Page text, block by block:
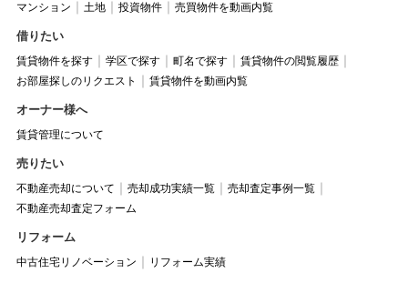
マンション
土地 投資物件 売買物件を動画内覧
借りたい
賃貸物件を探す 学区で探す 町名で探す
賃貸物件の閲覧履歴
お部屋探しのリクエスト
賃貸物件を動画内覧
オーナー様へ
賃貸管理について
売りたい
不動産売却について 売却成功実績一覧
売却査定事例一覧
不動産売却査定フォーム
リフォーム
中古住宅リノベーション リフォーム実績